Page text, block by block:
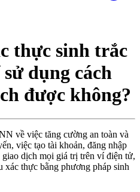
thực sinh trắc
dụng cách
được không?
về việc tăng cường an toàn và
việc tạo tài khoản, đăng nhập
dịch mọi giá trị trên ví điện tử,
xác thực bằng phương pháp sinh